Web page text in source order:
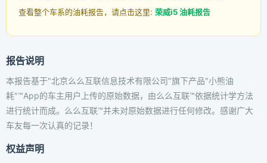
查看整个车系的油耗报告，请点击这里: 荣威i5 油耗报告
报告说明
本报告基于"北京么么互联信息技术有限公司"旗下产品"小熊油
耗"™App的车主用户上传的原始数据，由么么互联™依据统计学方法
进行统计而成。么么互联™并未对原始数据进行任何修改。感谢广大
车友每一次认真的记录！
权益声明